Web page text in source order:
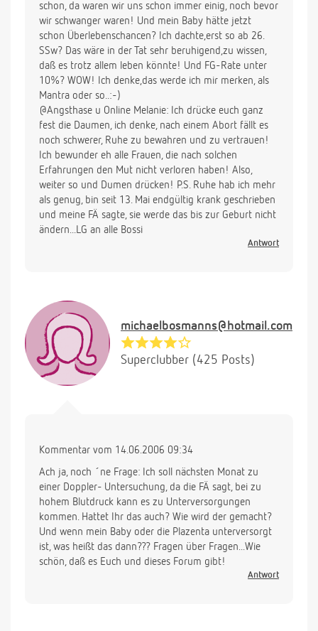
schon, da waren wir uns schon immer einig, noch bevor
wir schwanger waren! Und mein Baby hätte jetzt
schon Überlebenschancen? Ich dachte,erst so ab 26.
SSw? Das wäre in der Tat sehr beruhigend,zu wissen,
daß es trotz allem leben könnte! Und FG-Rate unter
10%? WOW! Ich denke,das werde ich mir merken, als
Mantra oder so..:-)
@Angsthase u Online Melanie: Ich drücke euch ganz
fest die Daumen, ich denke, nach einem Abort fällt es
noch schwerer, Ruhe zu bewahren und zu vertrauen!
Ich bewunder eh alle Frauen, die nach solchen
Erfahrungen den Mut nicht verloren haben! Also,
weiter so und Dumen drücken! P.S. Ruhe hab ich mehr
als genug, bin seit 13. Mai endgültig krank geschrieben
und meine FÄ sagte, sie werde das bis zur Geburt nicht
ändern...LG an alle Bossi
Antwort
michaelbosmanns@hotmail.com
Superclubber (425 Posts)
Kommentar vom 14.06.2006 09:34
Ach ja, noch ´ne Frage: Ich soll nächsten Monat zu
einer Doppler- Untersuchung, da die FÄ sagt, bei zu
hohem Blutdruck kann es zu Unterversorgungen
kommen. Hattet Ihr das auch? Wie wird der gemacht?
Und wenn mein Baby oder die Plazenta unterversorgt
ist, was heißt das dann??? Fragen über Fragen...Wie
schön, daß es Euch und dieses Forum gibt!
Antwort